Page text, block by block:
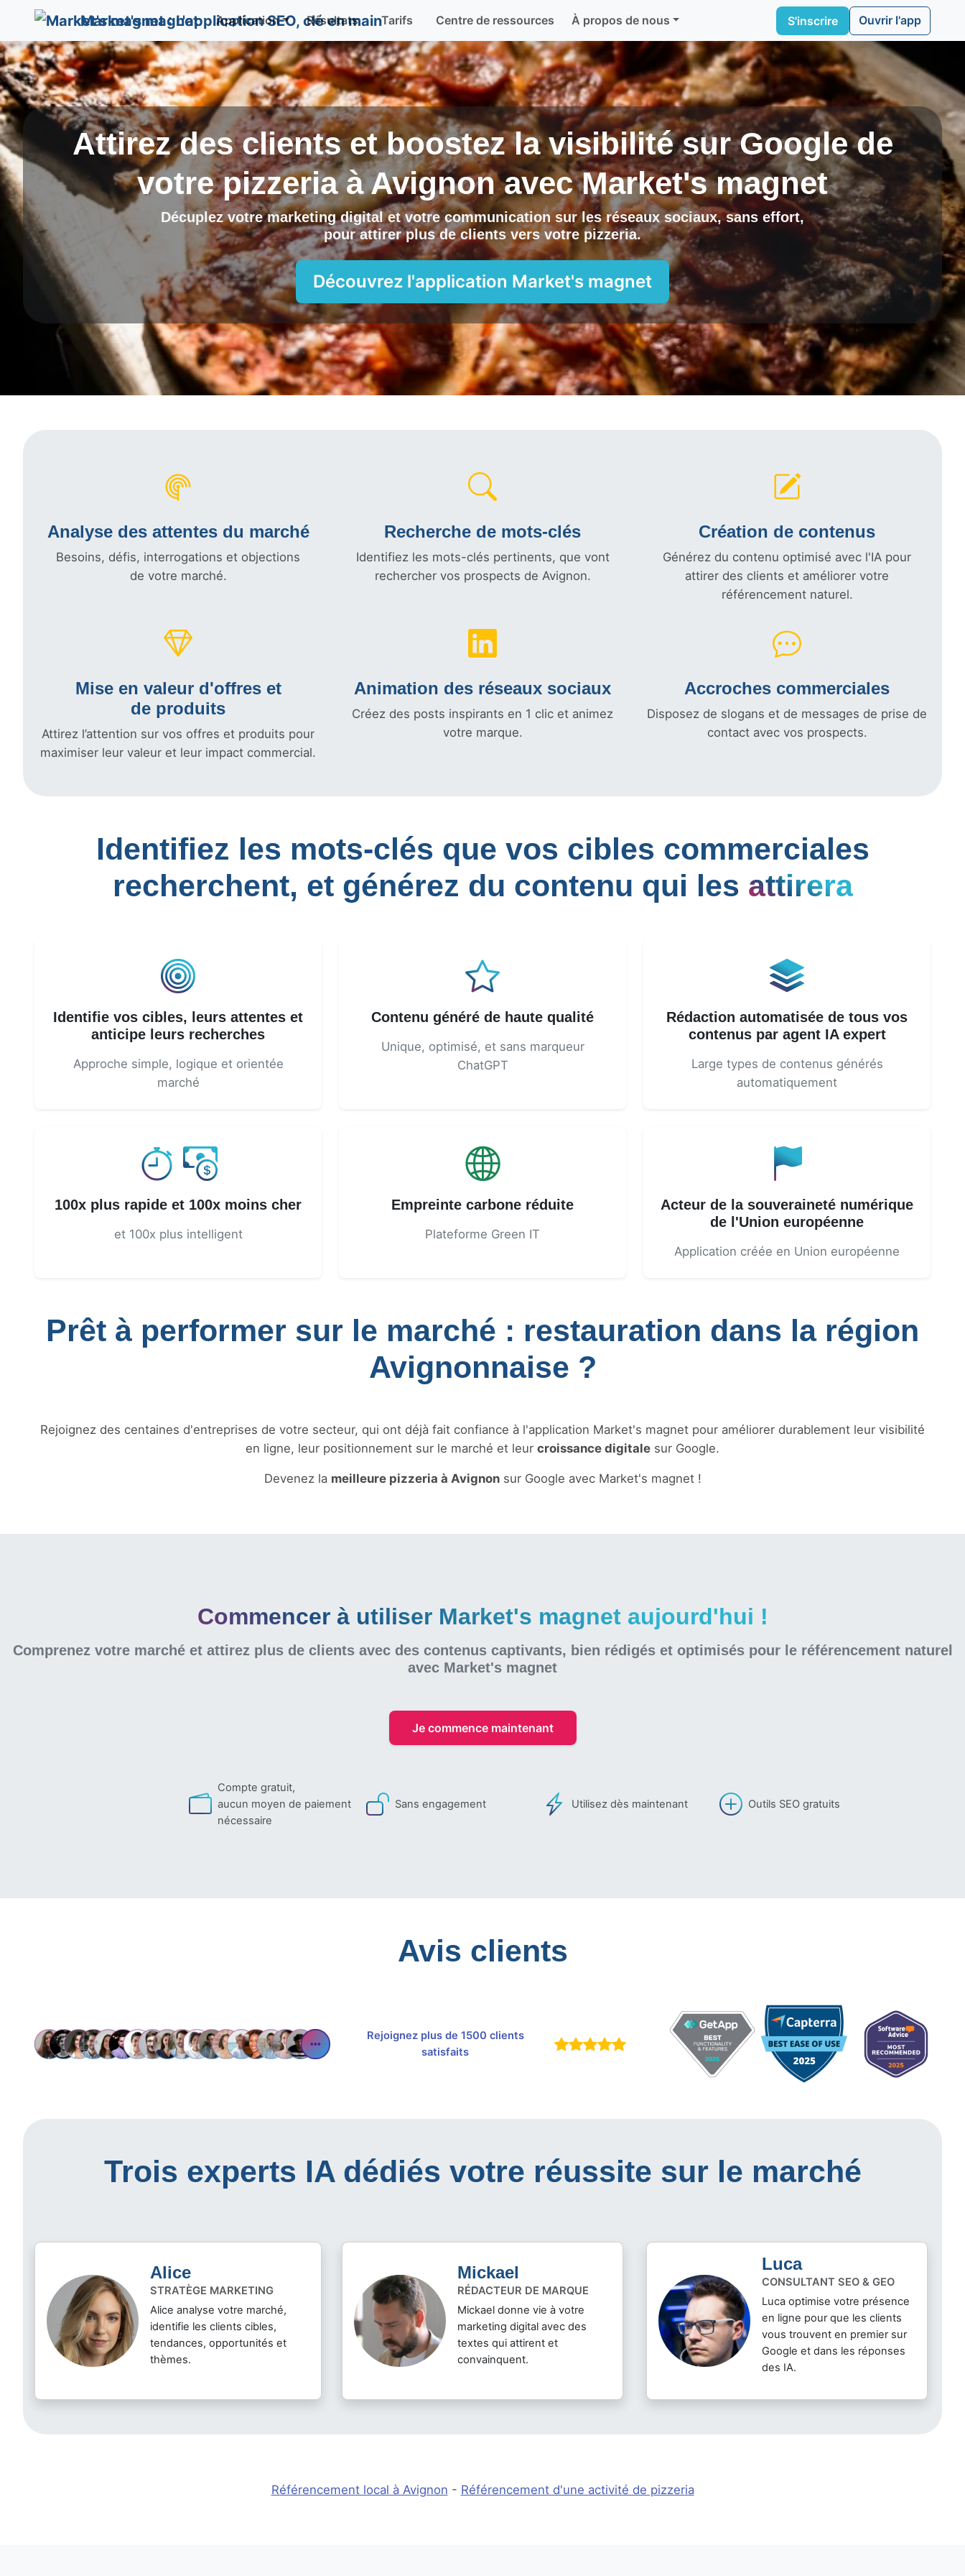
Market's magnet Application Résultats Tarifs Centre de ressources À propos de nous S'inscrire Ouvrir l'app
Attirez des clients et boostez la visibilité sur Google de
votre pizzeria àAvignonavecMarket's magnet
Décuplez votre marketing digital et votre communication sur les réseaux sociaux, sans effort,
pour attirer plus de clients versvotre pizzeria.
Découvrez l'application Market's magnet
Analyse des attentes du marché
Besoins, défis, interrogations et objections
de votre marché.
Recherche de mots-clés
Identifiez les mots-clés pertinents, que vont
rechercher vos prospects de Avignon.
Création de contenus
Générez du contenu optimisé avec l'IA pour
attirer des clients et améliorer votre
référencement naturel.
Mise en valeur d'offres et
de produits
Attirez l’attention sur vos offres et produits pour
maximiser leur valeur et leur impact commercial.
Animation des réseaux sociaux
Créez des posts inspirants en 1 clic et animez
votre marque.
Accroches commerciales
Disposez de slogans et de messages de prise de
contact avec vos prospects.
Identifiez les mots-clés que vos cibles commerciales
recherchent, et générez du contenu qui les attirera
Identifie vos cibles, leurs attentes et
anticipe leurs recherches
Approche simple, logique et orientée
marché
Contenu généré de haute qualité
Unique, optimisé, et sans marqueur
ChatGPT
Rédaction automatisée de tous vos
contenus par agent IA expert
Large types de contenus générés
automatiquement
100x plus rapide et 100x moins cher
et 100x plus intelligent
Empreinte carbone réduite
Plateforme Green IT
Acteur de la souveraineté numérique
de l'Union européenne
Application créée en Union européenne
Prêt à performer sur le marché : restauration dans la région
Avignonnaise ?
Rejoignez des centaines d'entreprises de votre secteur, qui ont déjà fait confiance à l'application Market's magnet pour améliorer durablement leur visibilité
en ligne, leur positionnement sur le marché et leur croissance digitale sur Google.
Devenez la meilleure pizzeria à Avignonsur Google avec Market's magnet !
Commencer à utiliser Market's magnet aujourd'hui !
Comprenez votre marché et attirez plus de clients avec des contenus captivants, bien rédigés et optimisés pour le référencement naturel
avec Market's magnet
Je commence maintenant
Compte gratuit,
aucun moyen de paiement
nécessaire
Sans engagement Utilisez dès maintenant Outils SEO gratuits
Avis clients
Rejoignez plus de 1500 clients
satisfaits
Trois experts IA dédiés votre réussite sur le marché
Alice
STRATÈGE MARKETING
Alice analyse votre marché,
identifie les clients cibles,
tendances, opportunités et
thèmes.
Mickael
RÉDACTEUR DE MARQUE
Mickael donne vie à votre
marketing digital avec des
textes qui attirent et
convainquent.
Luca
CONSULTANT SEO & GEO
Luca optimise votre présence
en ligne pour que les clients
vous trouvent en premier sur
Google et dans les réponses
des IA.
Référencement local à Avignon - Référencement d'une activité de pizzeria